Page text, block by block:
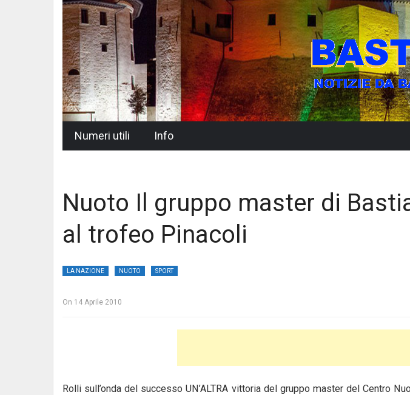
Numeri utili Info
Nuoto Il gruppo master di
al trofeo Pinacoli
LA NAZIONE NUOTO SPORT
On 14 Aprile 2010
Rolli sull’onda del successo UN’ALTRA vittoria del gruppo master del Centro